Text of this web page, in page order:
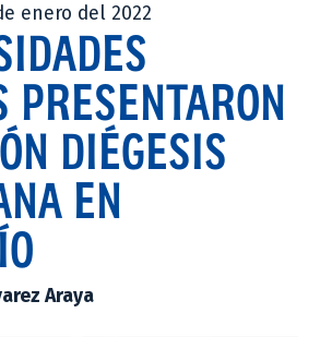
enero del 2022
PRESENTARON
DIÉGESIS
EN
Araya